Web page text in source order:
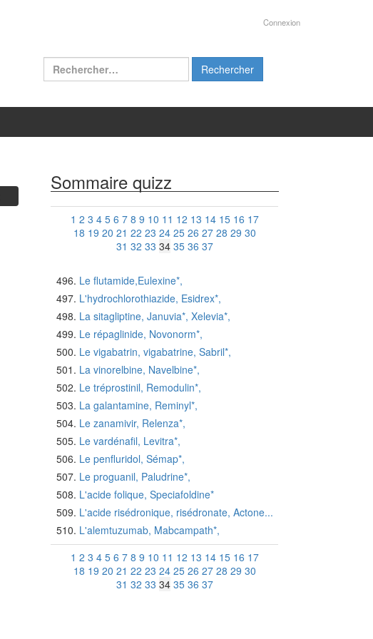
Connexion
Rechercher :
Sommaire quizz
1 2 3 4 5 6 7 8 9 10 11 12 13 14 15 16 17
18 19 20 21 22 23 24 25 26 27 28 29 30
31 32 33 34 35 36 37
Le flutamide,Eulexine*,
L'hydrochlorothiazide, Esidrex*,
La sitagliptine, Januvia*, Xelevia*,
Le répaglinide, Novonorm*,
Le vigabatrin, vigabatrine, Sabril*,
La vinorelbine, Navelbine*,
Le tréprostinil, Remodulin*,
La galantamine, Reminyl*,
Le zanamivir, Relenza*,
Le vardénafil, Levitra*,
Le penfluridol, Sémap*,
Le proguanil, Paludrine*,
L'acide folique, Speciafoldine*
L'acide risédronique, risédronate, Actone...
L'alemtuzumab, Mabcampath*,
1 2 3 4 5 6 7 8 9 10 11 12 13 14 15 16 17
18 19 20 21 22 23 24 25 26 27 28 29 30
31 32 33 34 35 36 37